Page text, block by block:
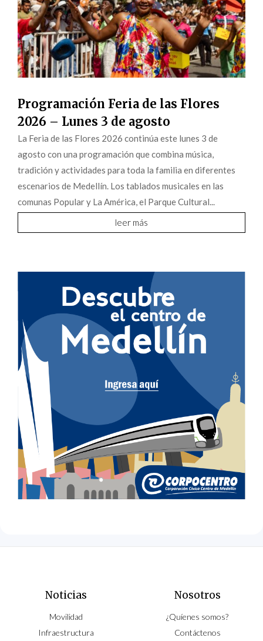
Programación Feria de las Flores
2026 – Lunes 3 de agosto
La Feria de las Flores 2026 continúa este lunes 3 de
agosto con una programación que combina música,
tradición y actividades para toda la familia en diferentes
escenarios de Medellín. Los tablados musicales en las
comunas Popular y La América, el Parque Cultural...
leer más
Noticias
Movilidad
Infraestructura
Nosotros
¿Quíenes somos?
Contáctenos